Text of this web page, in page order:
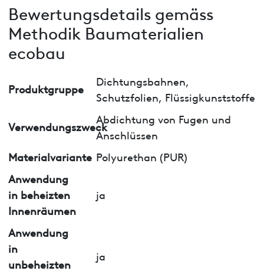
Bewertungsdetails gemäss
Methodik Baumaterialien
ecobau
Produktgruppe
Dichtungsbahnen,
Schutzfolien, Flüssigkunststoffe
Verwendungszweck
Abdichtung von Fugen und
Anschlüssen
Materialvariante Polyurethan (PUR)
Anwendung
in beheizten
Innenräumen
ja
Anwendung
in
unbeheizten
ja